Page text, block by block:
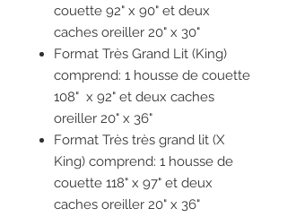
couette 92" x 90" et deux
caches oreiller 20" x 30"
Format Très Grand Lit (King)
comprend: 1 housse de couette
108" x 92" et deux caches
oreiller 20" x 36"
Format Très très grand lit (X
King) comprend: 1 housse de
couette 118" x 97" et deux
caches oreiller 20" x 36"